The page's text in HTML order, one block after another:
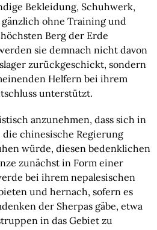
Bekleidung, Schuhwerk,
ohne Training und
Berg der Erde
sie demnach nicht davon
zurückgeschickt, sondern
Helfern bei ihrem
unterstützt.
anzunehmen, dass sich in
chinesische Regierung
würde, diesen bedenklichen
zunächst in Form einer
bei ihrem nepalesischen
und hernach, sofern es
der Sherpas gäbe, etwa
in das Gebiet zu